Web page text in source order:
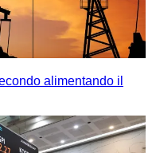
alimentando il